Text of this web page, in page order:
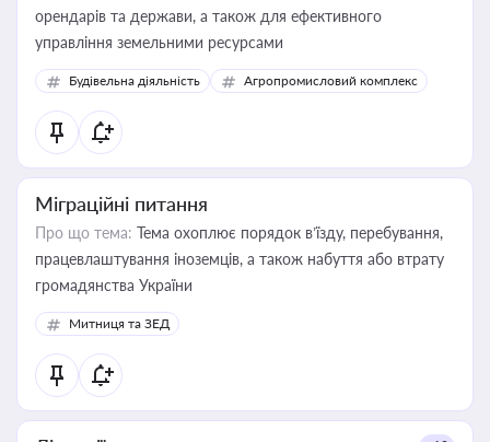
орендарів та держави, а також для ефективного
управління земельними ресурсами
Будівельна діяльність Агропромисловий комплекс
Міграційні питання
Про що тема: Тема охоплює порядок в’їзду, перебування,
працевлаштування іноземців, а також набуття або втрату
громадянства України
Митниця та ЗЕД